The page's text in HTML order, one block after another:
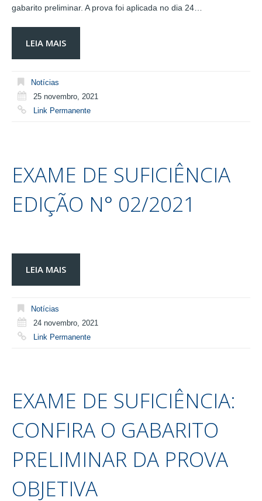
gabarito preliminar. A prova foi aplicada no dia 24…
LEIA MAIS
Notícias
25 novembro, 2021
Link Permanente
EXAME DE SUFICIÊNCIA
EDIÇÃO N° 02/2021
LEIA MAIS
Notícias
24 novembro, 2021
Link Permanente
EXAME DE SUFICIÊNCIA:
CONFIRA O GABARITO
PRELIMINAR DA PROVA
OBJETIVA